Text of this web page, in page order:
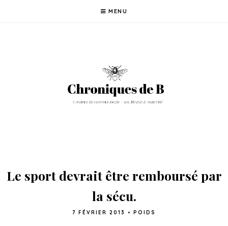
MENU
Le sport devrait être remboursé par
la sécu.
7 FÉVRIER 2013 • POIDS